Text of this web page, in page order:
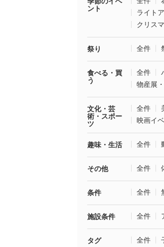
ント
ライト
クリス
祭り 全件
食べる・買
う
全件
物産展
文化・芸
術・スポー
ツ
全件
映画イ
趣味・生活 全件
その他 全件
条件 全件
施設条件 全件
タグ 全件